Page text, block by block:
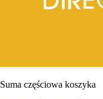
Suma częściowa koszyka